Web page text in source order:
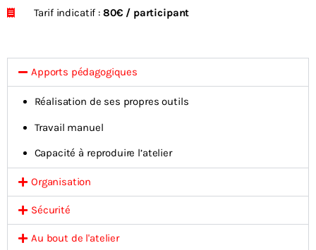
Tarif indicatif : 80€ / participant
Apports pédagogiques
Réalisation de ses propres outils
Travail manuel
Capacité à reproduire l’atelier
Organisation
Sécurité
Au bout de l'atelier